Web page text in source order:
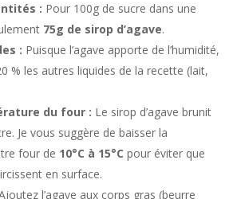
: Pour 100g de sucre dans une
75g de sirop d’agave.
: Puisque l’agave apporte de l’humidité,
% les autres liquides de la recette (lait,
du four : Le sirop d’agave brunit
Je vous suggère de baisser la
four de 10°C à 15°C pour éviter que
en surface.
l’agave aux corps gras (beurre